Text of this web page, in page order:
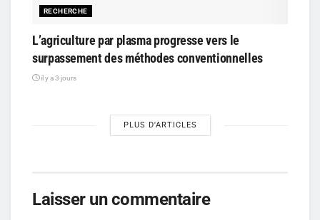
RECHERCHE
L’agriculture par plasma progresse vers le
surpassement des méthodes conventionnelles
il y a 3 jours
PLUS D'ARTICLES
Laisser un commentaire